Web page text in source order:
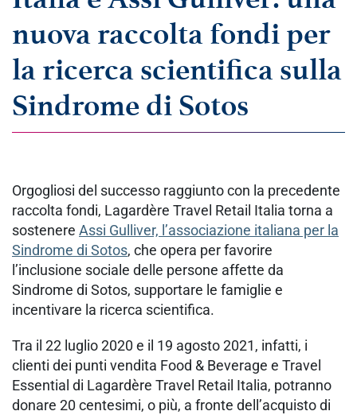
nuova raccolta fondi per
la ricerca scientifica sulla
Sindrome di Sotos
Orgogliosi del successo raggiunto con la precedente
raccolta fondi, Lagardère Travel Retail Italia torna a
sostenere Assi Gulliver, l’associazione italiana per la
Sindrome di Sotos, che opera per favorire
l’inclusione sociale delle persone affette da
Sindrome di Sotos, supportare le famiglie e
incentivare la ricerca scientifica.
Tra il 22 luglio 2020 e il 19 agosto 2021, infatti, i
clienti dei punti vendita Food & Beverage e Travel
Essential di Lagardère Travel Retail Italia, potranno
donare 20 centesimi, o più, a fronte dell’acquisto di